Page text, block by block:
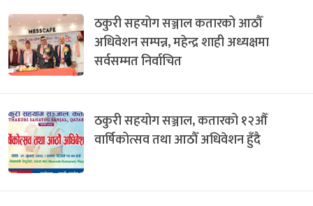
ठकुरी सहयोग सञ्जाल कतारको आठौँ
अधिवेशन सम्पन्न, महेन्द्र शाही अध्यक्षमा
सर्वसम्मत निर्वाचित
ठकुरी सहयोग सञ्जाल, कतारको १२औँ
वार्षिकोत्सव तथा आठौँ अधिवेशन हुँदै